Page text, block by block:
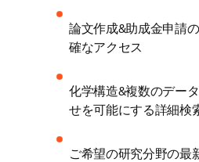
論文作成&助成金申請
確なアクセス
化学構造&複数のデー
せを可能にする詳細検
ご希望の研究分野の最